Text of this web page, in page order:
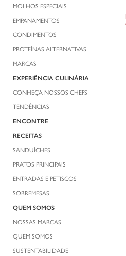
MOLHOS ESPECIAIS
EMPANAMENTOS
CONDIMENTOS
PROTEÍNAS ALTERNATIVAS
MARCAS
RECEITAS
SANDUÍCHES
PRATOS PRINCIPAIS
ENTRADAS E PETISCOS
SOBREMESAS
EXPERIÊNCIA CULINÁRIA
CONHEÇA NOSSOS CHEFS
TENDÊNCIAS
QUEM SOMOS
NOSSAS MARCAS
QUEM SOMOS
SUSTENTABILIDADE
ENCONTRE